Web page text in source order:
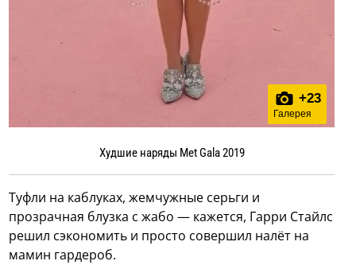
+23
Галерея
Худшие наряды Met Gala 2019
Туфли на каблуках, жемчужные серьги и
прозрачная блузка с жабо — кажется, Гарри Стайлс
решил сэкономить и просто совершил налёт на
мамин гардероб.